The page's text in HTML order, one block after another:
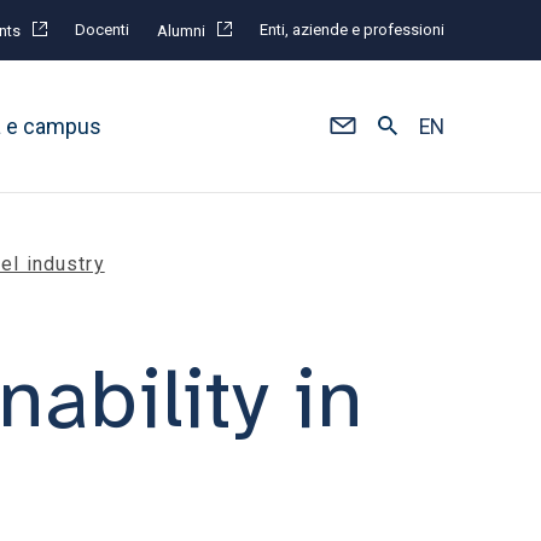
Docenti Alumni Enti, aziende e professioni
e campus EN
industry
in